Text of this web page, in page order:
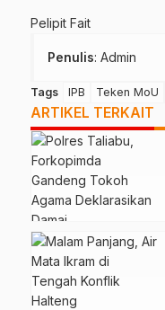
Pelipit Fait
Penulis: Admin
Tags IPB Teken MoU
ARTIKEL TERKAIT